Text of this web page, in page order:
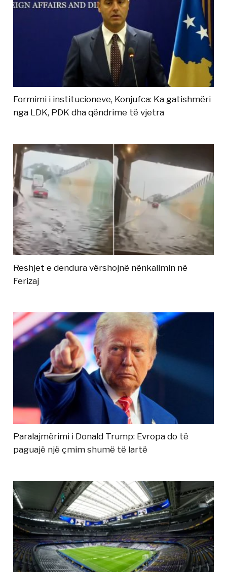
Formimi i institucioneve, Konjufca: Ka gatishmëri
nga LDK, PDK dha qëndrime të vjetra
Reshjet e dendura vërshojnë nënkalimin në
Ferizaj
Paralajmërimi i Donald Trump: Evropa do të
paguajë një çmim shumë të lartë